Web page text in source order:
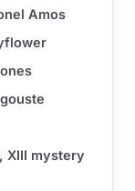
Amos
XIII mystery